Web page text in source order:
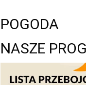
POGODA
NASZE